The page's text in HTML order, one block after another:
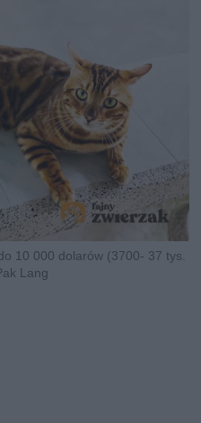
10 000 dolarów (3700- 37 tys.
Lang